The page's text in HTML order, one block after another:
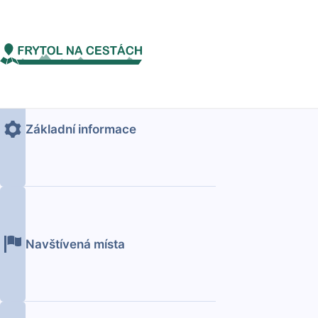
Skipper
Základní informace
Navštívená místa